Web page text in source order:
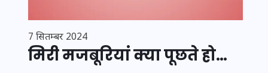
7 सितम्बर 2024
मिरी मजबूरियां क्या पूछते हो…